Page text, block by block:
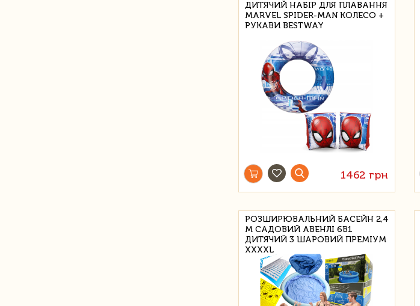
ДИТЯЧИЙ НАБІР ДЛЯ ПЛАВАННЯ
MARVEL SPIDER-MAN КОЛЕСО +
РУКАВИ BESTWAY
1462 грн
РОЗШИРЮВАЛЬНИЙ БАСЕЙН 2,4
М САДОВИЙ АВЕНЛІ 6В1
ДИТЯЧИЙ 3 ШАРОВИЙ ПРЕМІУМ
XXXXL